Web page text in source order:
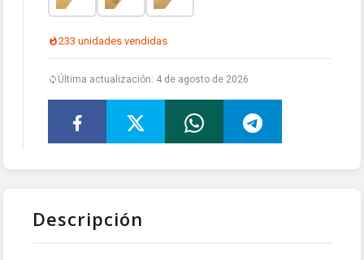
233 unidades vendidas
Última actualización: 4 de agosto de 2026
Descripción